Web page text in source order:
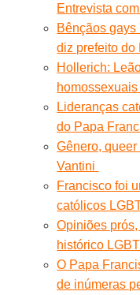
Entrevista
Bênçãos
diz prefeito do
Hollerich:
homossexuais
Lideranças
do Papa
Gênero,
Vantini
Francisco foi
católicos
Opiniões
histórico
O Papa
de inúmeras